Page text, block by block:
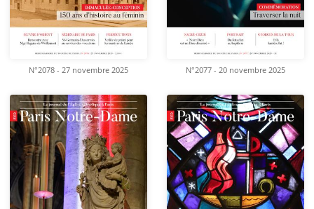
N°2078 - 27 novembre 2025 N°2077 - 20 novembre 2025